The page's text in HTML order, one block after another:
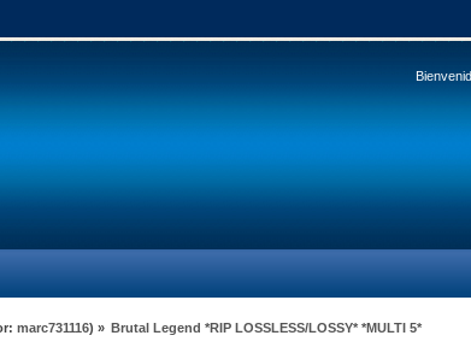
marc731116) » Brutal Legend *RIP LOSSLESS/LOSSY* *MULTI 5*